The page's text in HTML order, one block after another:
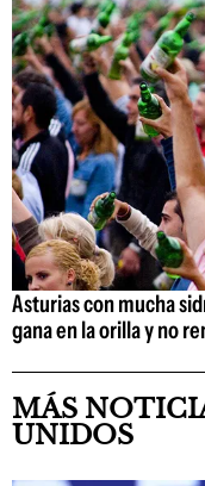
Asturias con mucha
gana en la orilla y no
MÁS
UNIDOS